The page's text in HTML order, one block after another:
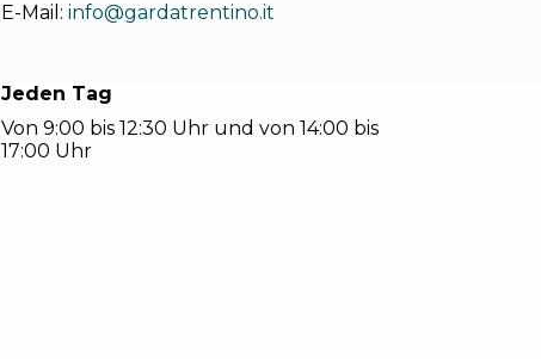
E-Mail: info@gardatrentino.it
Jeden Tag
Von 9:00 bis 12:30 Uhr und von 14:00 bis
17:00 Uhr